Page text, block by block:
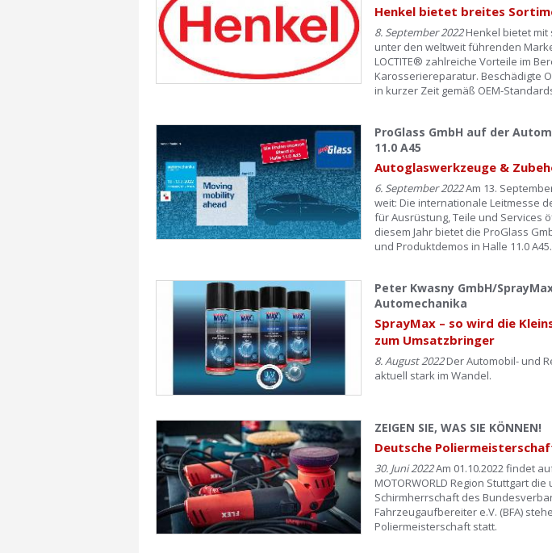
Henkel bietet breites
8. September 2022Henkel bietet
unter den weltweit führenden
LOCTITE® zahlreiche Vorteile im
Karosseriereparatur. Beschädigte
in kurzer Zeit gemäß OEM-
ProGlass GmbH auf der
11.0 A45
Autoglaswerkzeuge &
6. September 2022Am 13.
weit: Die internationale Leitmesse
für Ausrüstung, Teile und Services
diesem Jahr bietet die ProGlass
und Produktdemos in Halle 11.0 A45.
Peter Kwasny GmbH/
Automechanika
SprayMax – so wird die
zum Umsatzbringer
8. August 2022Der Automobil- und
aktuell stark im Wandel.
ZEIGEN SIE, WAS SIE KÖNNEN!
Deutsche
30. Juni 2022Am 01.10.2022 findet
MOTORWORLD Region Stuttgart
Schirmherrschaft des
Fahrzeugaufbereiter e.V. (BFA)
Poliermeisterschaft statt.